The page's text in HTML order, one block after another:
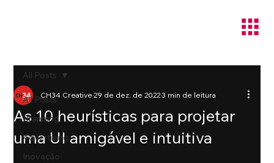
All Posts
Branding
Advertising
Inovação
All Posts
As 10 heurísticas para projetar
uma UI amigável e intuitiva
CH34 Creative29 de dez. de 20223 min de leitura